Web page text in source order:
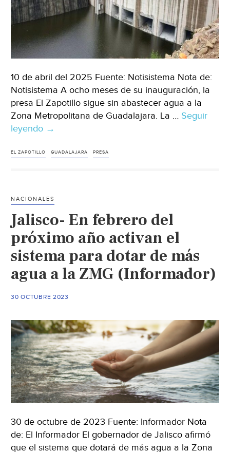
10 de abril del 2025 Fuente: Notisistema Nota de:
Notisistema A ocho meses de su inauguración, la
presa El Zapotillo sigue sin abastecer agua a la
Zona Metropolitana de Guadalajara. La … Seguir
leyendo Jalisco
Aún
Zapotillo
no
aporta
agua
a
Guadalajara
a
inauguración
(Notisistema)
→
EL ZAPOTILLO GUADALAJARA PRESA
NACIONALES
Jalisco- En febrero del
próximo año activan el
sistema para dotar de más
agua a la ZMG (Informador)
30 OCTUBRE 2023
30 de octubre de 2023 Fuente: Informador Nota
de: El Informador El gobernador de Jalisco afirmó
que el sistema que dotará de más agua a la Zona